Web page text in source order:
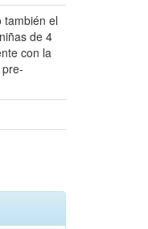
también el
de 4
con la